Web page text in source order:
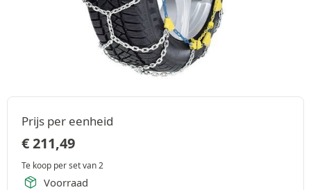
Prijs per eenheid
€211,49
Te koop per set van 2
Voorraad